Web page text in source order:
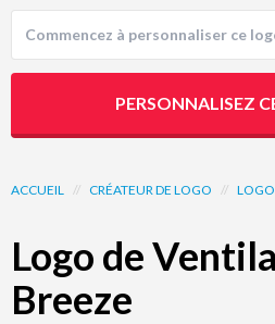
ACCUEIL // CRÉATEUR DE LOGO //
Logo de
Breeze
PERSONNALISEZ